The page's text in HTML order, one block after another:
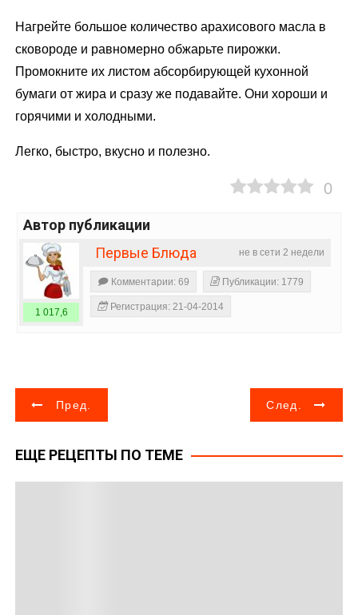
Нагрейте большое количество арахисового масла в
сковороде и равномерно обжарьте пирожки.
Промокните их листом абсорбирующей кухонной
бумаги от жира и сразу же подавайте. Они хороши и
горячими и холодными.
Легко, быстро, вкусно и полезно.
0
Автор публикации
не в сети 2 недели
Первые Блюда
1 017,6
Комментарии: 69 Публикации: 1779
Регистрация: 21-04-2014
Н
в
Пред. След.
ЕЩЕ РЕЦЕПТЫ ПО ТЕМЕ